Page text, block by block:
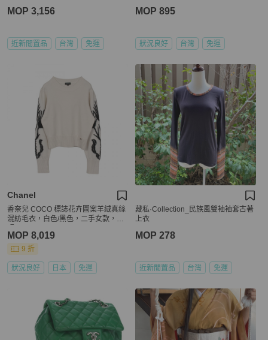
MOP 3,156
近新閒置品 台灣 免運
MOP 895
狀況良好 台灣 免運
Chanel
香奈兒 COCO 標誌花卉圖案羊絨真絲
混紡毛衣，白色/黑色，二手女款，38
MOP 8,019
9 折
狀況良好 日本 免運
藏私·Collection_民族風雙袖袖套古著
上衣
MOP 278
近新閒置品 台灣 免運